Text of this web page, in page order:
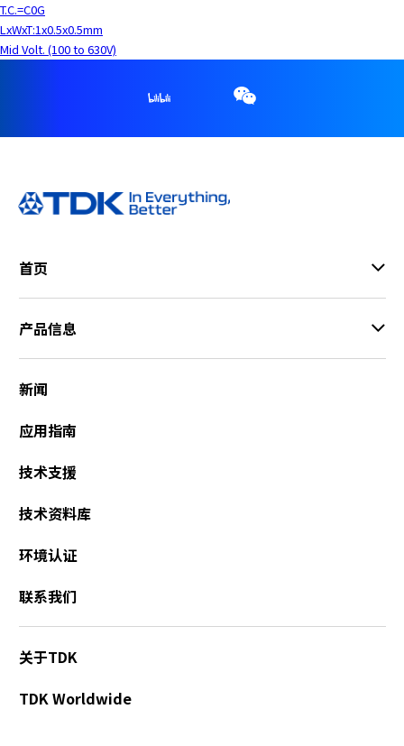
T.C.=C0G
LxWxT:1x0.5x0.5mm
Mid Volt. (100 to 630V)
首页
产品信息
新闻
应用指南
技术支援
技术资料库
环境认证
联系我们
关于TDK
TDK Worldwide